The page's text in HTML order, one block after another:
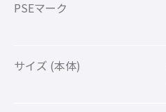
PSEマーク
サイズ (本体)